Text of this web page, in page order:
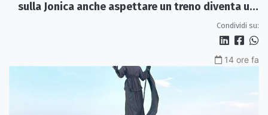
sulla Jonica anche aspettare un treno diventa un
Condividi su:
14 ore fa